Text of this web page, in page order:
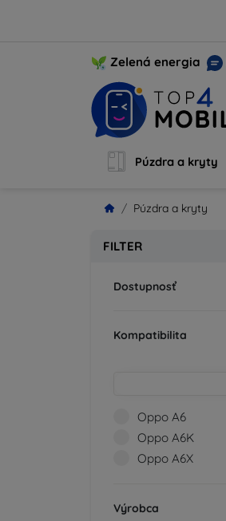
Zelená energia
Púzdra a kryty
Púzdra a kryty
FILTER
Dostupnosť
Kompatibilita
Oppo A6
Oppo A6K
Oppo A6X
Výrobca